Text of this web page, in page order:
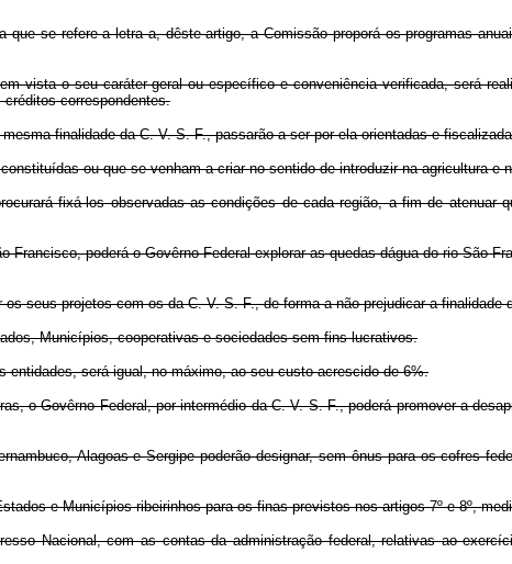
que se refere a letra a, dêste artigo, a Comissão proporá os programas
vista o seu caráter geral ou específico e conveniência verificada, será
correspondentes.
finalidade da C. V. S. F., passarão a ser por ela orientadas e
ou que se venham a criar no sentido de introduzir na agricultura
fixá-los observadas as condições de cada região, a fim de atenuar
Francisco, poderá o Govêrno Federal explorar as quedas dágua do rio São
seus projetos com os da C. V. S. F., de forma a não prejudicar a finalidade
Municípios, cooperativas e sociedades sem fins lucrativos.
entidades, será igual, no máximo, ao seu custo acrescido de 6%.
o Govêrno Federal, por intermédio da C. V. S. F., poderá promover a
Alagoas e Sergipe poderão designar, sem ônus para os cofres
e Municípios ribeirinhos para os finas previstos nos artigos 7º e 8º,
Nacional, com as contas da administração federal, relativas ao